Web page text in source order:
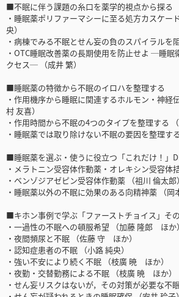
■不眠に伴う課題の糸口を薬学的視点から探る
・睡眠薬ポリファーマシーに至る処方カスケー
央）
・病棟でみる不眠とせん妄の負のスパイラルを
・OTC睡眠改善薬の長期使用を防止せよ ─睡眠
クセス─ （成井 繁）
■睡眠薬の特徴から不眠のイロハを整理する
・作用機序から睡眠に関連するホルモン・神経
村 友喜）
・作用時間から不眠の4つのタイプを整理する （
・睡眠薬では取り除けない不眠の要因を整理する
■睡眠薬を選ぶ・使うに役立つ「これだけ！」
・メラトニン受容体作動薬・オレキシン受容体
・ベンゾジアゼピン受容体作動薬 （祖川 倫太郎）
・睡眠薬以外の不眠に効果のある向精神薬 （岡
■キホン事例で学ぶ「ファーストチョイス」そ
・一過性の不眠への頓服希望 （加藤 隆郎 ほか）
・夜間頻尿と不眠 （佐藤 守 ほか）
・認知症患者の不眠 （小路 純央）
・強い不安により続く不眠 （枝廣 暁 ほか）
・夜勤・交替勤務による不眠 （枝廣 暁 ほか）
・せん妄リスクはないが，その対策が必要な不